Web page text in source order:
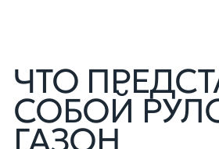
ЧТО
СОБОЙ